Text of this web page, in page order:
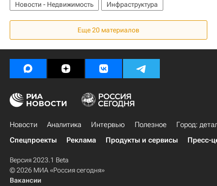
Новости - Недвижимость Инфраструктура
Еще 20 материалов
Новости Аналитика Интервью Полезное
Город:
Спецпроекты
Реклама Продукты и сервисы Пресс-
Версия 2023.1 Beta
© 2026 МИА «Россия сегодня»
Вакансии